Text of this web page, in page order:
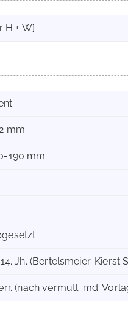
H + W]
mm
190 mm
Jh. (Bertelsmeier-Kierst
(nach vermutl. md.